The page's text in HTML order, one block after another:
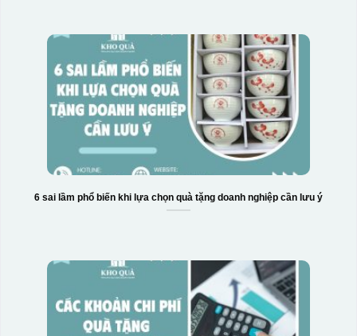
6 sai lầm phổ biến khi lựa chọn quà tặng doanh nghiệp cần lưu ý